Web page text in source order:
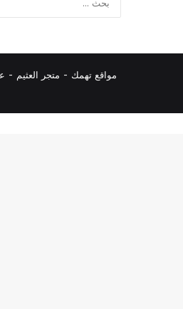
مواقع تهمك - متجر العثيم -